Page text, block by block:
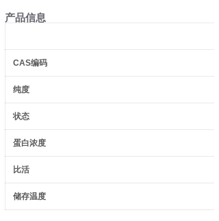
产品信息
CAS编码
纯度
状态
蛋白浓度
比活
储存温度